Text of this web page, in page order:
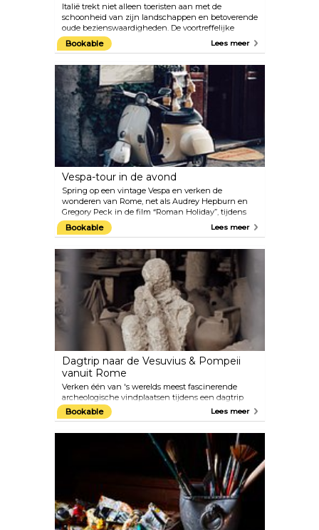
Italië trekt niet alleen toeristen aan met de
schoonheid van zijn landschappen en betoverende
oude bezienswaardigheden. De voortreffelijke
keuken van Italië en de passie voor alles wat met
culinair te maken heeft, is misschien wel een nog
onvergetelijke ervaring in Rome om deel te nemen
aan een kookles. Vooral deze leert je hoe je met de
hand je eigen pasta kunt maken met de hulp van
een deskundige Italiaanse chef-kok.
Bookable Lees meer
Vespa-tour in de avond
Spring op een vintage Vespa en verken de
wonderen van Rome, net als Audrey Hepburn en
Gregory Peck in de film “Roman Holiday”, tijdens
deze leuke en onvergetelijke avondtour. Het is een
3 uur durende sightseeingtour met een
beroemdste bezienswaardigheden van de Eeuwige
Stad, waaronder het Colosseum, de Mond Der
Waarheid, Circus Maximus, de Palatijnse heuvel, het
Sint-Pietersplein en de prachtige Trevifontein. Een
korte stop voor ijs en koffie is ook inbegrepen.
Bookable Lees meer
Dagtrip naar de Vesuvius & Pompeii
vanuit Rome
Verken één van 's werelds meest fascinerende
archeologische vindplaatsen tijdens een dagtrip
naar Pompeii vanuit Rome. Krijg interessante
inzichten van je deskundige gids over de
omgeving begroef. Loop door de geplaveide straten
om de ruïnes van het forum, het badhuis,
individuele huizen en zelfs een bordeel te zien.
Maak bovendien een wandeling langs de zijkant
van de vulkaan, wandel langs de bergrug, staar
naar de krater en geniet vervolgens van een
spectaculair uitzicht over de baai van Napels.
Bookable Lees meer